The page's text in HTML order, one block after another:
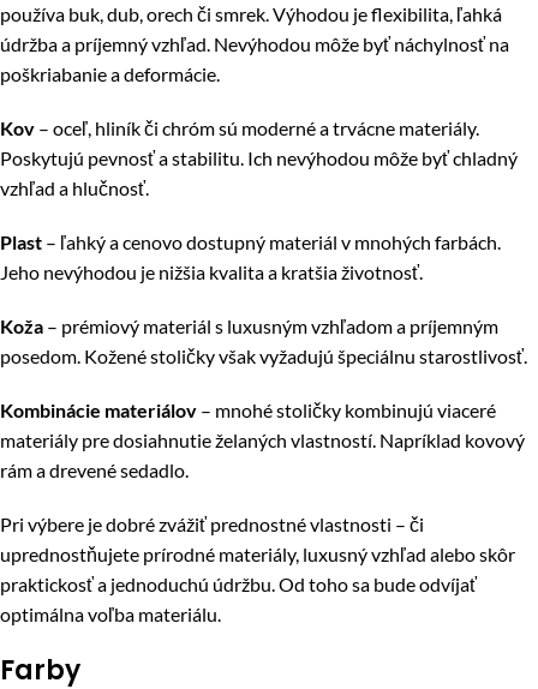
používa buk, dub, orech či smrek. Výhodou je flexibilita, ľahká
údržba a príjemný vzhľad. Nevýhodou môže byť náchylnosť na
poškriabanie a deformácie.
Kov – oceľ, hliník či chróm sú moderné a trvácne materiály.
Poskytujú pevnosť a stabilitu. Ich nevýhodou môže byť chladný
vzhľad a hlučnosť.
Plast – ľahký a cenovo dostupný materiál v mnohých farbách.
Jeho nevýhodou je nižšia kvalita a kratšia životnosť.
Koža – prémiový materiál s luxusným vzhľadom a príjemným
posedom. Kožené stoličky však vyžadujú špeciálnu starostlivosť.
Kombinácie materiálov – mnohé stoličky kombinujú viaceré
materiály pre dosiahnutie želaných vlastností. Napríklad kovový
rám a drevené sedadlo.
Pri výbere je dobré zvážiť prednostné vlastnosti – či
uprednostňujete prírodné materiály, luxusný vzhľad alebo skôr
praktickosť a jednoduchú údržbu. Od toho sa bude odvíjať
optimálna voľba materiálu.
Farby